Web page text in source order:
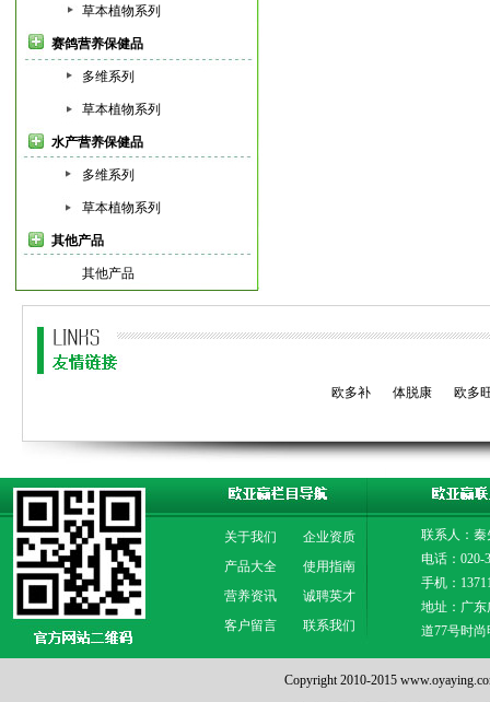
草本植物系列
赛鸽营养保健品
多维系列
草本植物系列
水产营养保健品
多维系列
草本植物系列
其他产品
其他产品
欧多补 体脱康 欧多
关于我们
企业资质
产品大全
使用指南
营养资讯
诚聘英才
客户留言
联系我们
联系人：秦
电话：020-
手机：
地址：广
道77号时尚
Copyright 2010-2015